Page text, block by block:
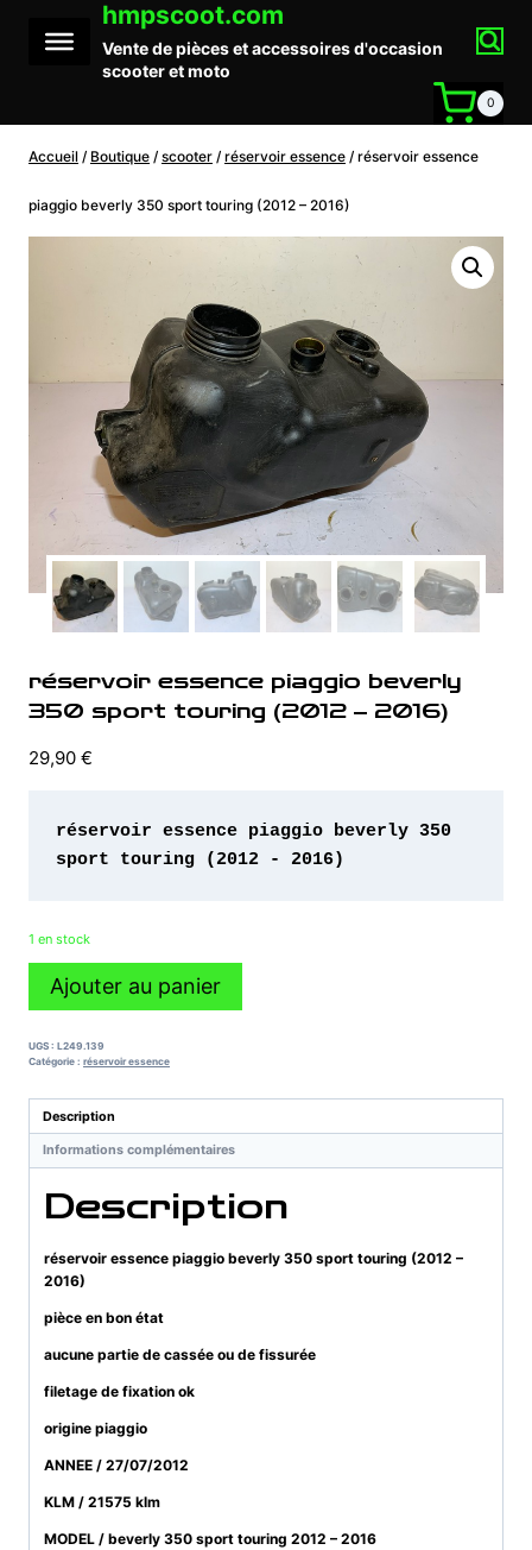
contenu
hmpscoot.com
Vente de pièces et accessoires d'occasion
scooter et moto
0
Accueil / Boutique / scooter / réservoir essence / réservoir essence
piaggio beverly 350 sport touring (2012 – 2016)
réservoir essence piaggio beverly
350 sport touring (2012 – 2016)
29,90 €
réservoir essence piaggio beverly 350
sport touring (2012 - 2016)
1 en stock
quantité
essence
piaggio
350
sport
touring
2016)
Ajouter au panier
UGS : L249.139
Catégorie : réservoir essence
Description
Informations complémentaires
Description
réservoir essence piaggio beverly 350 sport touring (2012 –
2016)
pièce en bon état
aucune partie de cassée ou de fissurée
filetage de fixation ok
origine piaggio
ANNEE / 27/07/2012
KLM / 21575 klm
MODEL / beverly 350 sport touring 2012 – 2016